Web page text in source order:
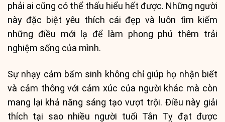
phải ai cũng có thể thấu hiểu hết được. Những người
này đặc biệt yêu thích cái đẹp và luôn tìm kiếm
những điều mới lạ để làm phong phú thêm trải
nghiệm sống của mình.
Sự nhạy cảm bẩm sinh không chỉ giúp họ nhận biết
và cảm thông với cảm xúc của người khác mà còn
mang lại khả năng sáng tạo vượt trội. Điều này giải
thích tại sao nhiều người tuổi Tân Tỵ đạt được